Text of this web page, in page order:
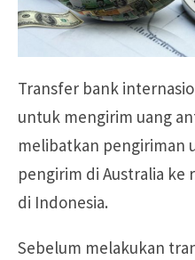
Transfer bank
untuk mengirim uang
melibatkan pengiriman
pengirim di Australia ke
di Indonesia.
Sebelum melakukan